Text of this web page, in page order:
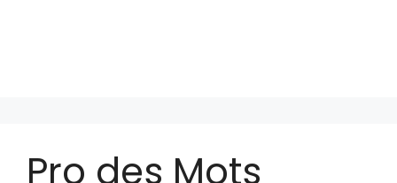
Pro des Mots